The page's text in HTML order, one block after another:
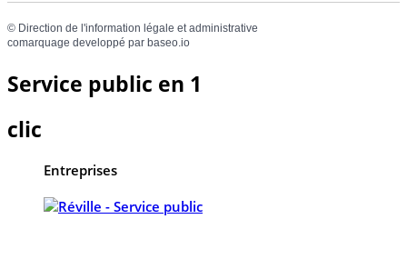
© Direction de l'information légale et administrative
comarquage developpé par baseo.io
Service public en 1
clic
Entreprises